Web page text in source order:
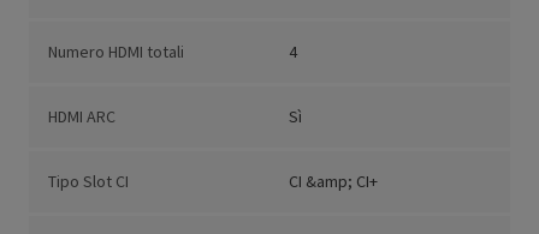
Numero HDMI totali 4
HDMI ARC Sì
Tipo Slot CI CI &amp; CI+